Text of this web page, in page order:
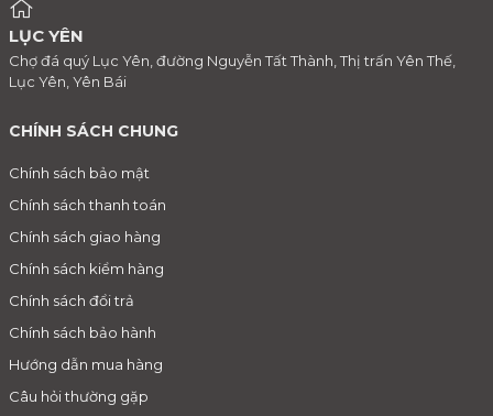
LỤC YÊN
Chợ đá quý Lục Yên, đường Nguyễn Tất Thành, Thị trấn Yên Thế,
Lục Yên, Yên Bái
CHÍNH SÁCH CHUNG
Chính sách bảo mật
Chính sách thanh toán
Chính sách giao hàng
Chính sách kiểm hàng
Chính sách đổi trả
Chính sách bảo hành
Hướng dẫn mua hàng
Câu hỏi thường gặp